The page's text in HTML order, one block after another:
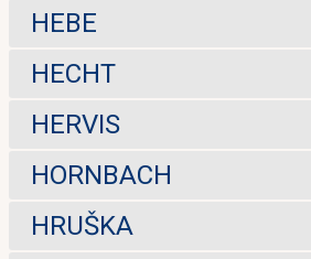
HEBE
HECHT
HERVIS
HORNBACH
HRUŠKA